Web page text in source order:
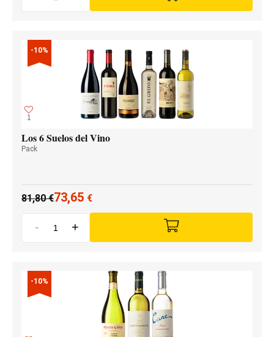
-10%
1
Los 6 Suelos del Vino
Pack
81,80€73,65 €
- +
-10%